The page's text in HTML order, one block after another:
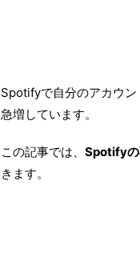
Spotifyで自分のアカウ
急増しています。
この記事では、 Spotifyの
きます。